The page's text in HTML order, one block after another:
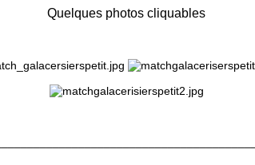
Quelques photos cliquables